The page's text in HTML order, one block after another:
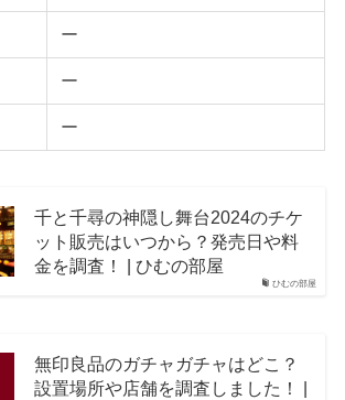
ー
ー
ー
ひむの部屋
千と千尋の神隠し舞台2024のチケ
ット販売はいつから？発売日や料
金を調査！ | ひむの部屋
無印良品のガチャガチャはどこ？
設置場所や店舗を調査しました！ |